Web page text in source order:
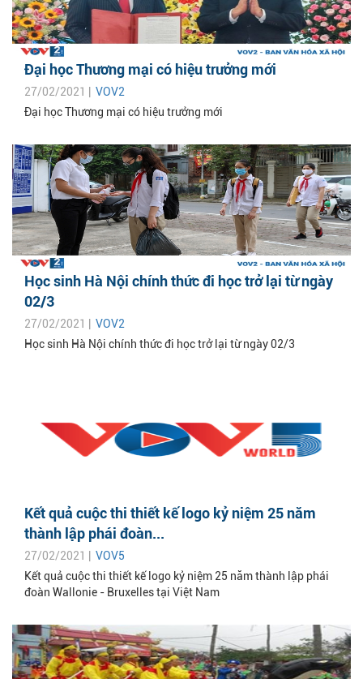
Đại học Thương mại có hiệu trưởng mới
27/02/2021 | VOV2
Đại học Thương mại có hiệu trưởng mới
Học sinh Hà Nội chính thức đi học trở lại từ ngày
02/3
27/02/2021 | VOV2
Học sinh Hà Nội chính thức đi học trở lại từ ngày 02/3
Kết quả cuộc thi thiết kế logo kỷ niệm 25 năm
thành lập phái đoàn...
27/02/2021 | VOV5
Kết quả cuộc thi thiết kế logo kỷ niệm 25 năm thành lập phái
đoàn Wallonie - Bruxelles tại Việt Nam